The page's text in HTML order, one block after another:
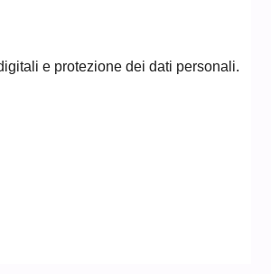
e protezione dei dati personali.